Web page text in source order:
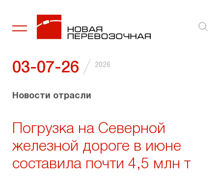
03-07-26 / 2026
Новости отрасли
Погрузка на Северной
железной дороге в июне
составила почти 4,5 млн т
Ключевые факты
Стратегия
Организация перевозок грузов
Транспортно-экспедиционные услуги
Ремонт подвижного состава
Рынок железнодо­рожных перевозок
Внутренние документы и политики
Акционер­ный капитал
Годовые отчеты
Отчеты эмитента
Сведения о существенных фактах
Аффилированные лица
Социальная политика
Забота об окружающей среде
Новости
Галерея